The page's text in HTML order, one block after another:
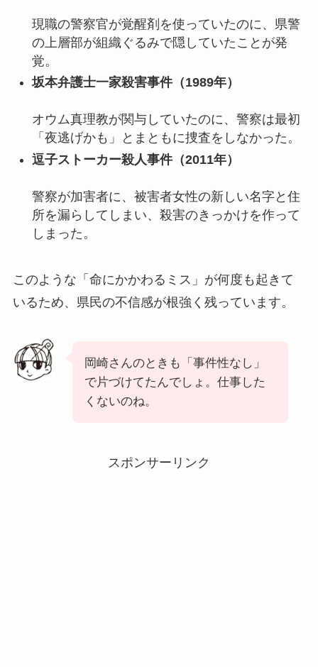
現職の警察官が覚醒剤を使っていたのに、県警
の上層部が組織ぐるみで隠していたことが発
覚。
坂本弁護士一家殺害事件（1989年）
オウム真理教が関与していたのに、警察は最初
「夜逃げかも」とまともに捜査をしなかった。
逗子ストーカー殺人事件（2011年）
警察が加害者に、被害者女性の新しい名字と住
所を漏らしてしまい、殺害のきっかけを作って
しまった。
このような「命にかかわるミス」が何度も起きて
いるため、県民の不信感が根強く残っています。
岡崎さんのときも「事件性なし」
で片づけてたんでしょ。仕事した
くないのね。
スポンサーリンク